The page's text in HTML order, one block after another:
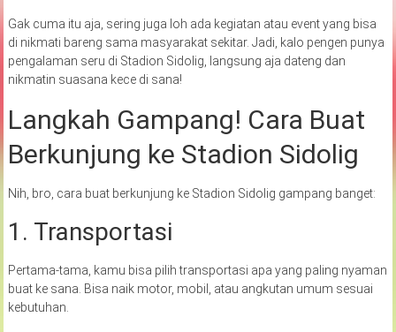
Gak cuma itu aja, sering juga loh ada kegiatan atau event yang bisa
di nikmati bareng sama masyarakat sekitar. Jadi, kalo pengen punya
pengalaman seru di Stadion Sidolig, langsung aja dateng dan
nikmatin suasana kece di sana!
Langkah Gampang! Cara Buat
Berkunjung ke Stadion Sidolig
Nih, bro, cara buat berkunjung ke Stadion Sidolig gampang banget:
1. Transportasi
Pertama-tama, kamu bisa pilih transportasi apa yang paling nyaman
buat ke sana. Bisa naik motor, mobil, atau angkutan umum sesuai
kebutuhan.